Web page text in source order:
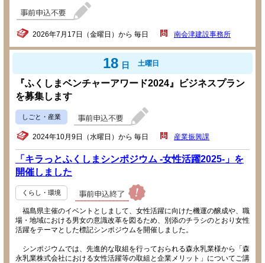
2026年7月17日（金曜日）から 毎日 南会津建設事務所
18 日 土曜日
『ふくしまベンチャーアワード2024』ビジネスプラン
を募集します
しごと・産業
2024年10月9日（水曜日）から 毎日 産業振興課
「キラっとふくしまシンポジウム -女性活躍2025-」を
開催しました
くらし・環境
福島県主催のイベントとしまして、女性活躍に向けた機運の醸成や、職
場・地域における男女の意識改革を図るため、別添のチラシのとおり女性
活躍をテーマとした標記シンポジウムを開催しました。
シンポジウムでは、先進的な取組を行っておられる森永乳業様から「森
永乳業株式会社における女性活躍等の取組と企業メリット」についてご講